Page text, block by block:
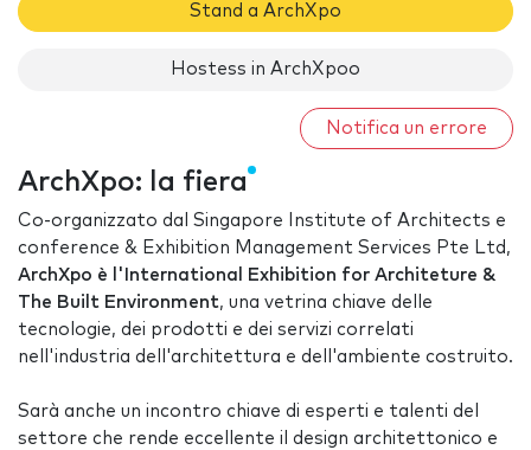
Stand a ArchXpo
Hostess in ArchXpoo
Notifica un errore
ArchXpo: la fiera
Co-organizzato dal Singapore Institute of Architects e
conference & Exhibition Management Services Pte Ltd,
ArchXpo è
l'International Exhibition for Architeture &
The Built Environment, una vetrina chiave delle
tecnologie, dei prodotti e dei servizi correlati
nell'industria dell'architettura e dell'ambiente costruito.
Sarà anche un incontro chiave di esperti e talenti del
settore che rende eccellente il design architettonico e